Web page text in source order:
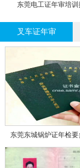
东莞电工证年审培训
叉车证年审
东莞东城锅炉证年检要